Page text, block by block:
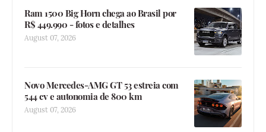
Ram 1500 Big Horn chega ao Brasil por
R$ 449.990 - fotos e detalhes
August 07, 2026
Novo Mercedes-AMG GT 53 estreia com
544 cv e autonomia de 800 km
August 07, 2026